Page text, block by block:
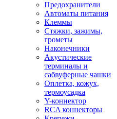
Предохранители
Автоматы питания
Клеммы
Стяжки, зажимы,
грометы
Наконечники
Акустические
терминалы и
сабвуферные чашки
Оплетка, кожух,
термоусадка
Y-коннектор
RCA коннекторы